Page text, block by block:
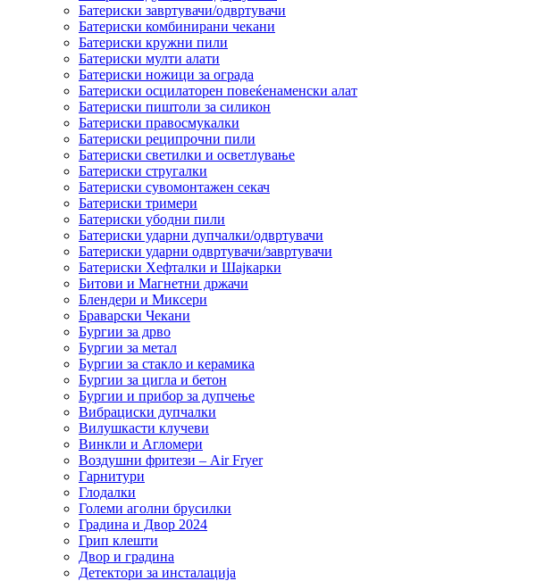
Батериски завртувачи/одвртувачи
Батериски комбинирани чекани
Батериски кружни пили
Батериски мулти алати
Батериски ножици за ограда
Батериски осцилаторен повеќенаменски алат
Батериски пиштоли за силикон
Батериски правосмукалки
Батериски реципрочни пили
Батериски светилки и осветлување
Батериски стругалки
Батериски сувомонтажен секач
Батериски тримери
Батериски убодни пили
Батериски ударни дупчалки/одвртувачи
Батериски ударни одвртувачи/завртувачи
Батериски Хефталки и Шајкарки
Битови и Магнетни држачи
Блендери и Миксери
Браварски Чекани
Бургии за дрво
Бургии за метал
Бургии за стакло и керамика
Бургии за цигла и бетон
Бургии и прибор за дупчење
Вибрациски дупчалки
Вилушкасти клучеви
Винкли и Агломери
Воздушни фритези – Air Fryer
Гарнитури
Глодалки
Големи аголни брусилки
Градина и Двор 2024
Грип клешти
Двор и градина
Детектори за инсталација